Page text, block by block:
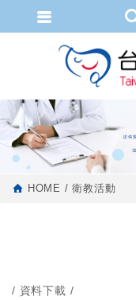
HOME 衛教活動
資料下載